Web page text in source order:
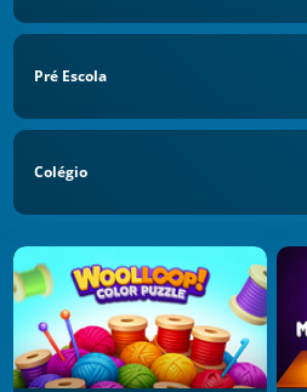
Pré Escola
Colégio